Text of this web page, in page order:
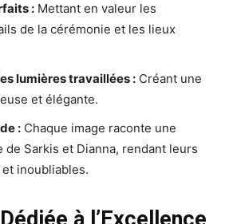
: Mettant en valeur les
de la cérémonie et les lieux
lumières travaillées : Créant une
et élégante.
: Chaque image raconte une
de Sarkis et Dianna, rendant leurs
inoubliables.